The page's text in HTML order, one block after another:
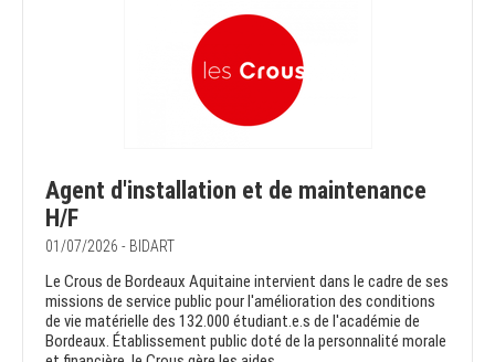
Agent d'installation et de maintenance
H/F
01/07/2026 - BIDART
Le Crous de Bordeaux Aquitaine intervient dans le cadre de ses
missions de service public pour l'amélioration des conditions
de vie matérielle des 132.000 étudiant.e.s de l'académie de
Bordeaux. Établissement public doté de la personnalité morale